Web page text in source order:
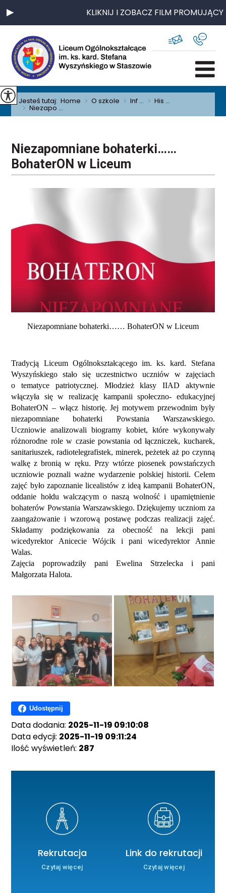
KLIKNIJ I ZOBACZ FILM PROMUJĄCY
Jesteś tutaj:Home > O szkole > Inf ... > His ...
> Niezapo ...
Niezapomniane bohaterki……
BohaterON w Liceum
Niezapomniane bohaterki…… BohaterON w Liceum
Tradycją Liceum Ogólnokształcącego im. ks. kard. Stefana
Wyszyńskiego stało się uczestnictwo uczniów w zajęciach
o tematyce patriotycznej. Młodzież klasy IIAD aktywnie
włączyła się w realizację kampanii społeczno- edukacyjnej
BohaterON – włącz historię. Jej motywem przewodnim były
niezapomniane bohaterki Powstania Warszawskiego.
Uczniowie analizowali biogramy kobiet, które wykonywały
różnorodne role w czasie powstania od łączniczek, kucharek,
sanitariuszek, radiotelegrafistek, minerek, peżetek aż po czynną
walkę z bronią w ręku. Przy wtórze piosenek powstańczych
uczniowie poznali ważne wydarzenie polskiej historii. Celem
zajęć było zapoznanie licealistów z ideą kampanii BohaterON,
oddanie hołdu walczącym o naszą wolność i upamiętnienie
bohaterów Powstania Warszawskiego. Dziękujemy uczniom za
zaangażowanie i wzorową postawę podczas realizacji zajęć.
Składamy podziękowania za obecność na lekcji pani
wicedyrektor Anicecie Wójcik i pani wicedyrektor Annie
Walas.
Zajęcia poprowadziły pani Ewelina Strzelecka i pani
Małgorzata Halota.
Udostępnij
Data dodania: 2025-11-19 09:10:08
Data edycji: 2025-11-19 09:11:24
Ilość wyświetleń: 287
Rekrutacja
Czytaj więcej
Link do rekrutacji
Czytaj więcej